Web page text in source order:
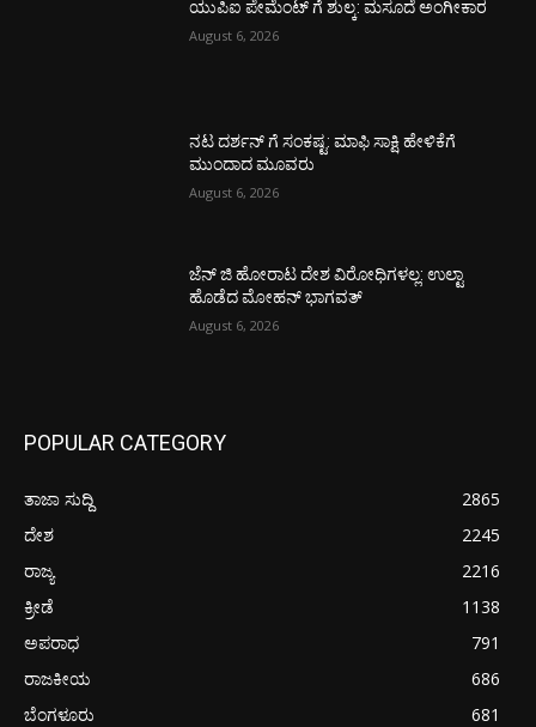
ಯುಪಿಐ ಪೇಮೆಂಟ್ ಗೆ ಶುಲ್ಕ: ಮಸೂದೆ ಅಂಗೀಕಾರ
August 6, 2026
ನಟ ದರ್ಶನ್ ಗೆ ಸಂಕಷ್ಟ: ಮಾಫಿ ಸಾಕ್ಷಿ ಹೇಳಿಕೆಗೆ
ಮುಂದಾದ ಮೂವರು
August 6, 2026
ಜೆನ್ ಜಿ ಹೋರಾಟ ದೇಶ ವಿರೋಧಿಗಳಲ್ಲ: ಉಲ್ಟಾ
ಹೊಡೆದ ಮೋಹನ್ ಭಾಗವತ್
August 6, 2026
POPULAR CATEGORY
ತಾಜಾ ಸುದ್ದಿ
2865
ದೇಶ
2245
ರಾಜ್ಯ
2216
ಕ್ರೀಡೆ
1138
ಅಪರಾಧ
791
ರಾಜಕೀಯ
686
ಬೆಂಗಳೂರು
681